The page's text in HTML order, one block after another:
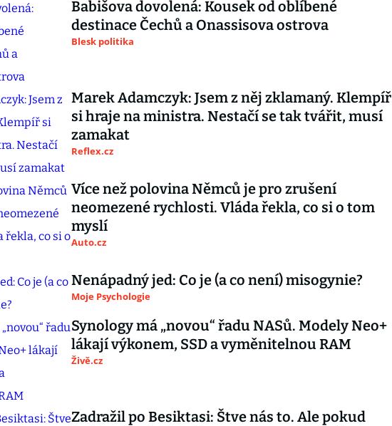
Babišova dovolená: Kousek od oblíbené
destinace Čechů a Onassisova ostrova
Blesk politika
Marek Adamczyk: Jsem z něj zklamaný. Klempíř
si hraje na ministra. Nestačí se tak tvářit, musí
zamakat
Reflex.cz
Více než polovina Němců je pro zrušení
neomezené rychlosti. Vláda řekla, co si o tom
myslí
Auto.cz
Nenápadný jed: Co je (a co není) misogynie?
Moje Psychologie
Synology má „novou“ řadu NASů. Modely Neo+
lákají výkonem, SSD a vyměnitelnou RAM
Živě.cz
Zadražil po Besiktasi: Štve nás to. Ale pokud